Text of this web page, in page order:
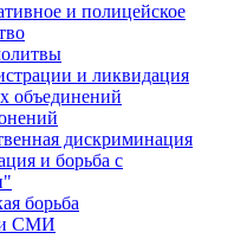
и полицейское
и ликвидация
объединений
дискриминация
и борьба с
борьба
и СМИ